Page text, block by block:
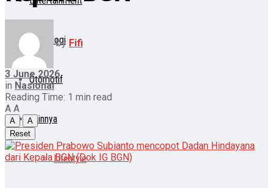
Teknologi
Otomotif
Lainnya
Lifestyle
by Fifi
3 June 2026
in Nasional
Reading Time: 1 min read
A A
A
A
Reset